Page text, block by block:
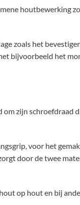
houtbewerking
zoals het
bijvoorbeeld het
zijn schroefdraad
voor het
door de twee
op hout en bij